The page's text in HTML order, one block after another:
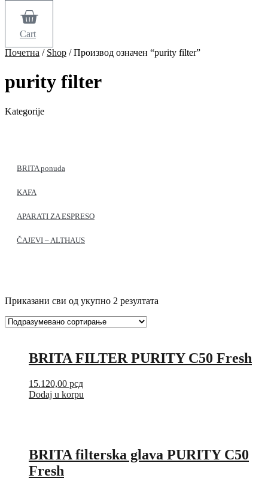
Cart
Почетна / Shop / Производ oзначен “purity filter”
purity filter
Kategorije
BRITA ponuda
KAFA
APARATI ZA ESPRESO
ČAJEVI – ALTHAUS
Приказани сви од укупно 2 резултата
BRITA FILTER PURITY C50 Fresh
15.120,00 рсд
Dodaj u korpu
BRITA filterska glava PURITY C50
Fresh